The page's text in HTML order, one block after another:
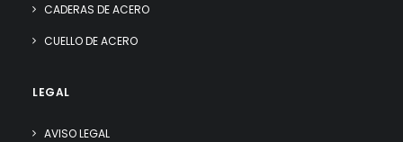
CADERAS DE ACERO
CUELLO DE ACERO
LEGAL
AVISO LEGAL